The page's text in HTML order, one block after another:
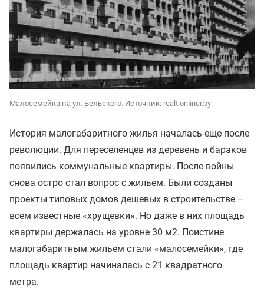
Малосемейка на ул. Бельского. Источник: realt.onliner.by
История малогабаритного жилья началась еще после
революции. Для переселенцев из деревень и бараков
появились коммунальные квартиры. После войны
снова остро стал вопрос с жильем. Были созданы
проекты типовых домов дешевых в строительстве –
всем известные «хрущевки». Но даже в них площадь
квартиры держалась на уровне 30 м2. Поистине
малогабаритным жильем стали «малосемейки», где
площадь квартир начиналась с 21 квадратного
метра.